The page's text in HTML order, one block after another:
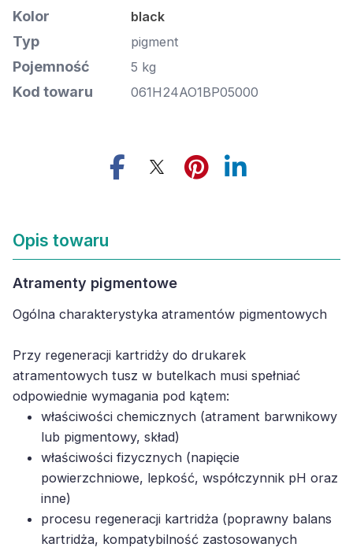
Kolor black
Typ pigment
Pojemność 5 kg
Kod towaru 061H24AO1BP05000
Opis towaru
Atramenty pigmentowe
Ogólna charakterystyka atramentów pigmentowych
Przy regeneracji kartridży do drukarek
atramentowych tusz w butelkach musi spełniać
odpowiednie wymagania pod kątem:
właściwości chemicznych (atrament barwnikowy
lub pigmentowy, skład)
właściwości fizycznych (napięcie
powierzchniowe, lepkość, współczynnik pH oraz
inne)
procesu regeneracji kartridża (poprawny balans
kartridża, kompatybilność zastosowanych